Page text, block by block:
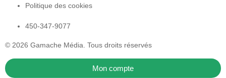
Politique des cookies
450-347-9077
© 2026 Gamache Média. Tous droits réservés
Mon compte